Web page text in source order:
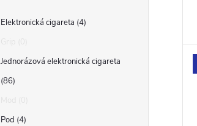
Elektronická cigareta 4
Jednorázová elektronická cigareta
86
Pod 4